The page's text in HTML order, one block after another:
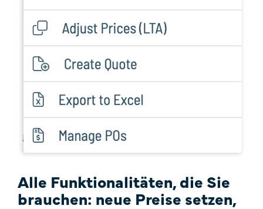
Alle Funktionalitäten, die Sie
brauchen: neue Preise setzen,